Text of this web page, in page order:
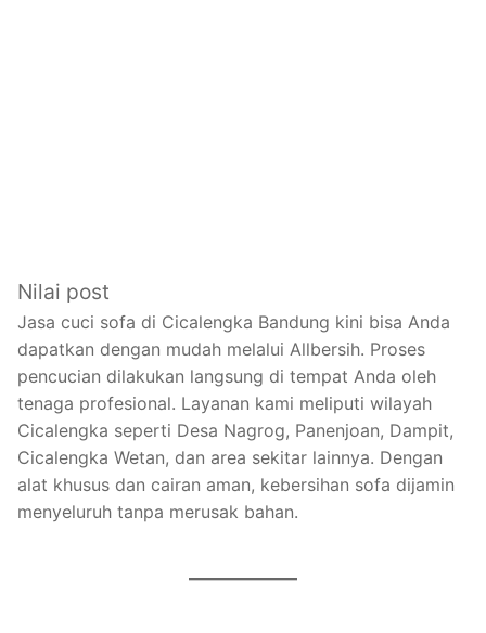
Nilai post
Jasa cuci sofa di Cicalengka Bandung kini bisa Anda
dapatkan dengan mudah melalui Allbersih. Proses
pencucian dilakukan langsung di tempat Anda oleh
tenaga profesional. Layanan kami meliputi wilayah
Cicalengka seperti Desa Nagrog, Panenjoan, Dampit,
Cicalengka Wetan, dan area sekitar lainnya. Dengan
alat khusus dan cairan aman, kebersihan sofa dijamin
menyeluruh tanpa merusak bahan.